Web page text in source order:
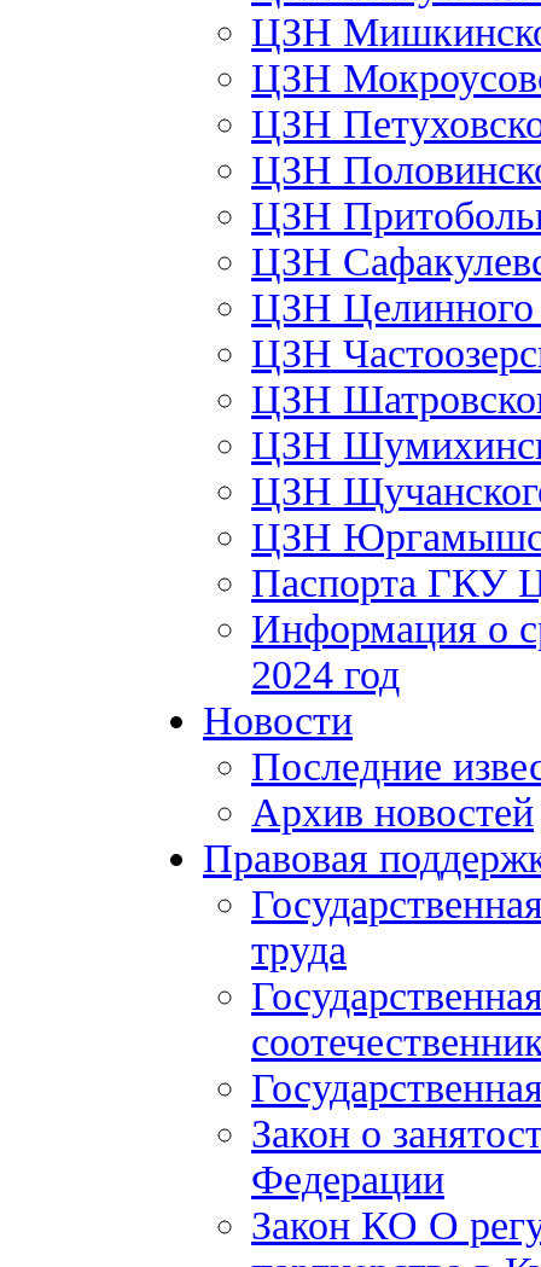
ЦЗН
ЦЗН
ЦЗН
ЦЗН
ЦЗН
ЦЗН
ЦЗН
ЦЗН
ЦЗН
ЦЗН
ЦЗН
ЦЗН
Паспорта ГКУ
Информация о
2024 год
Новости
Последние
Архив новостей
Правовая
труда
Закон о
Федерации
Закон КО О